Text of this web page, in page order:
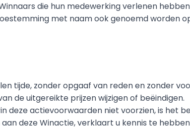
die hun medewerking verlenen
met naam ook genoemd worden
tijde, zonder opgaaf van reden en zonder
de uitgereikte prijzen wijzigen of beëindigen.
deze actievoorwaarden niet voorzien, is het
deze Winactie, verklaart u kennis te